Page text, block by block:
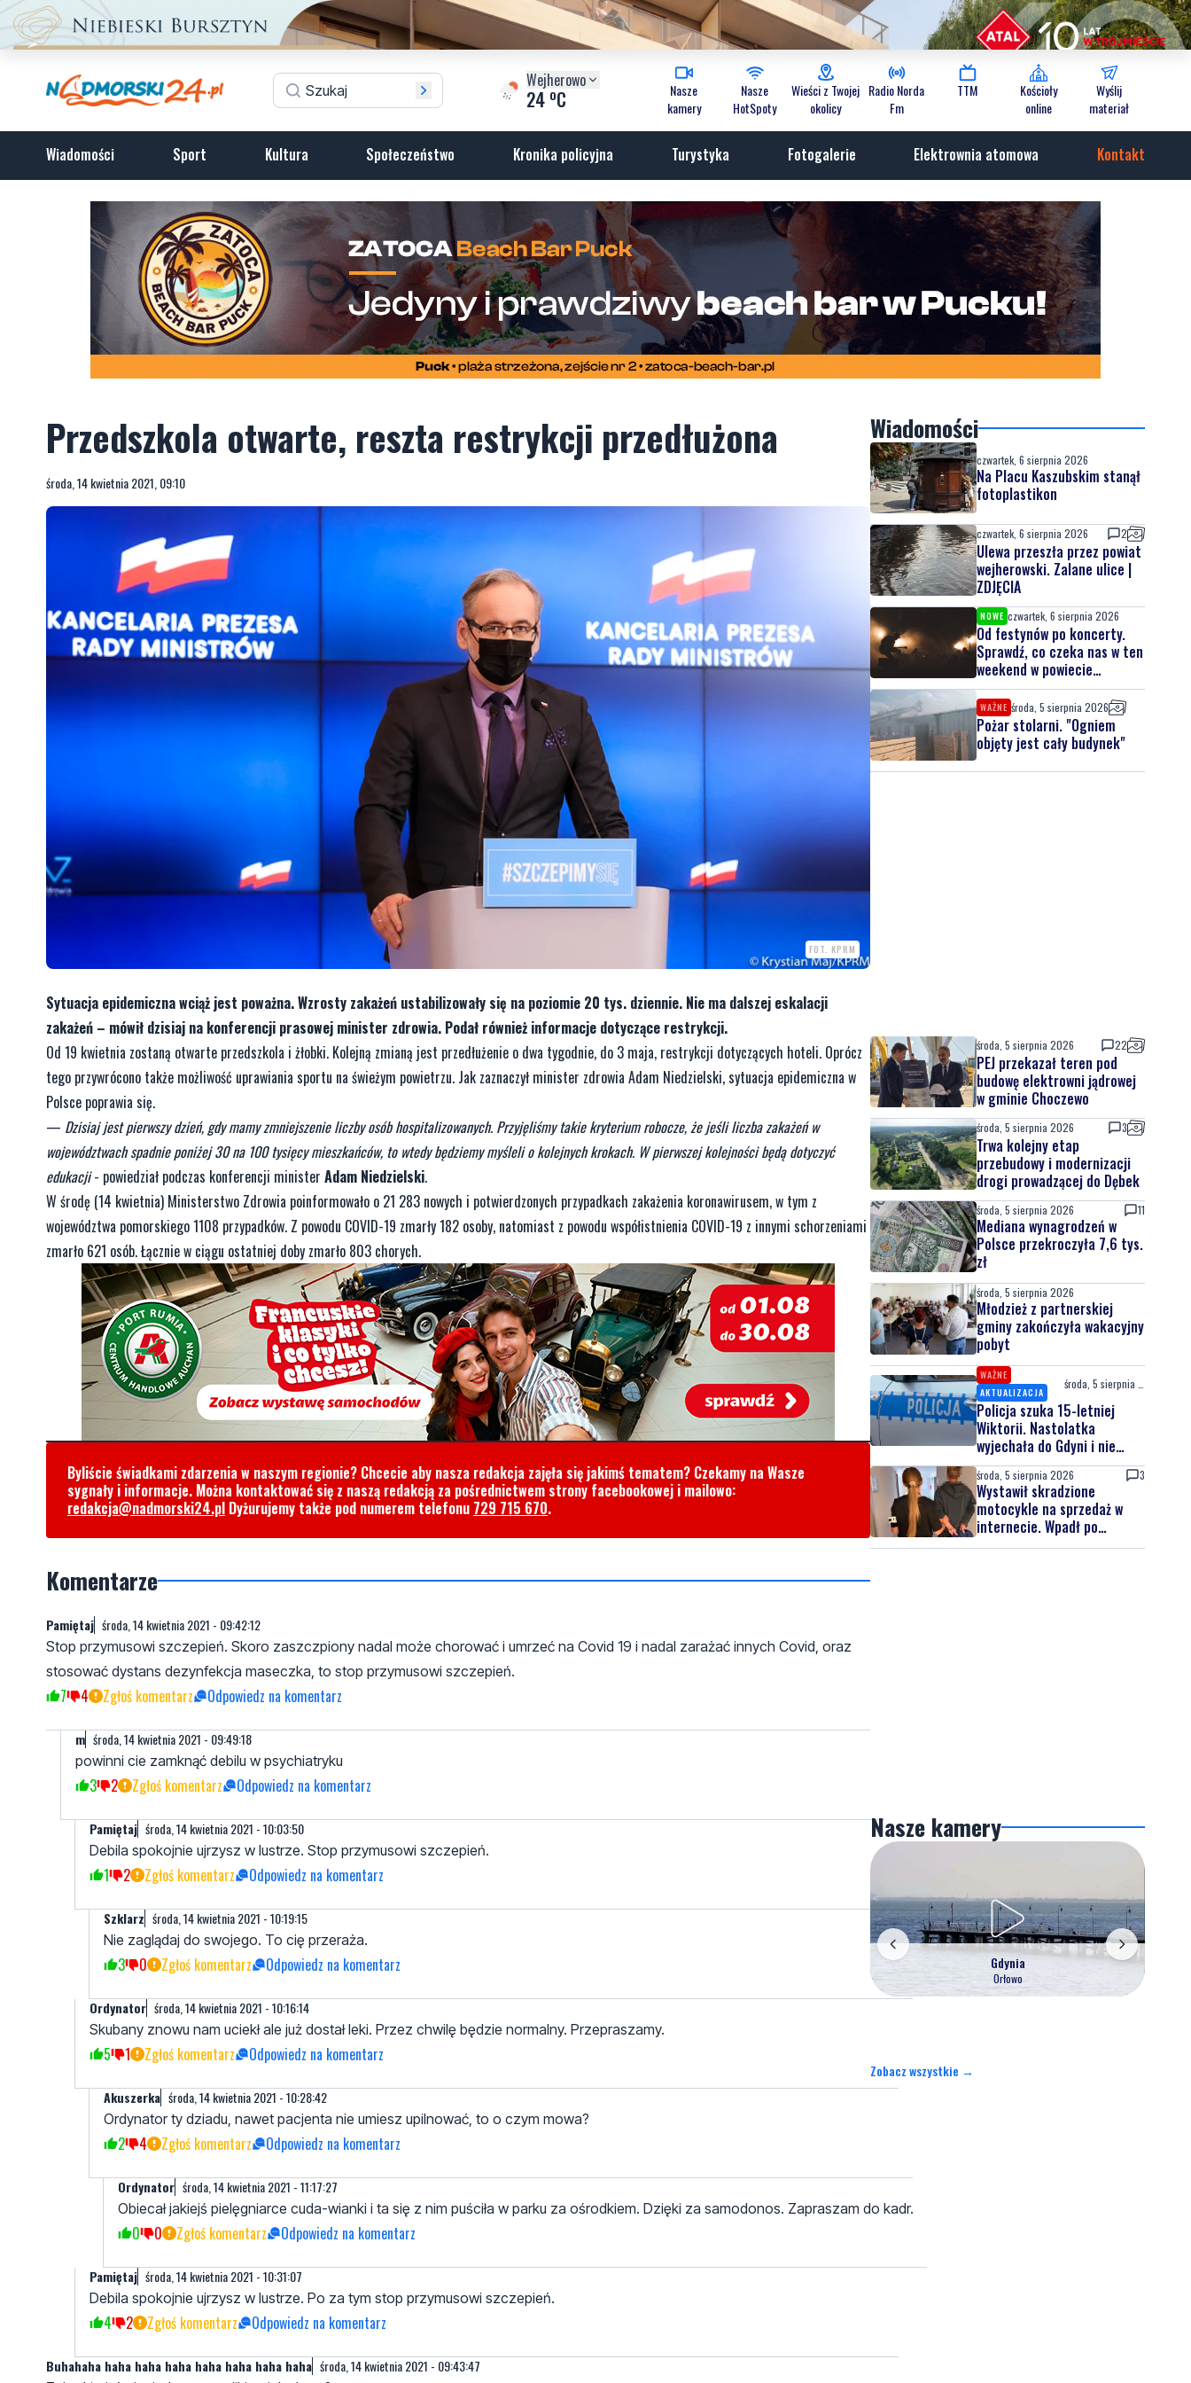
Wejherowo
24 oC
Nasze
kamery
Nasze
HotSpoty
Wieści z Twojej
okolicy
Radio Norda
Fm
TTM
Kościoły
online
Wyślij
materiał
Wiadomości Sport Kultura Społeczeństwo Kronika policyjna Turystyka Fotogalerie Elektrownia atomowa Kontakt
Przedszkola otwarte, reszta restrykcji przedłużona
środa, 14 kwietnia 2021, 09:10
FOT. KPRM
Sytuacja epidemiczna wciąż jest poważna. Wzrosty zakażeń ustabilizowały się na poziomie 20 tys. dziennie. Nie ma dalszej eskalacji
zakażeń – mówił dzisiaj na konferencji prasowej minister zdrowia. Podał również informacje dotyczące restrykcji.
Od 19 kwietnia zostaną otwarte przedszkola i żłobki. Kolejną zmianą jest przedłużenie o dwa tygodnie, do 3 maja, restrykcji dotyczących hoteli. Oprócz
tego przywrócono także możliwość uprawiania sportu na świeżym powietrzu. Jak zaznaczył minister zdrowia Adam Niedzielski, sytuacja epidemiczna w
Polsce poprawia się.
— Dzisiaj jest pierwszy dzień, gdy mamy zmniejszenie liczby osób hospitalizowanych. Przyjęliśmy takie kryterium robocze, że jeśli liczba zakażeń w
województwach spadnie poniżej 30 na 100 tysięcy mieszkańców, to wtedy będziemy myśleli o kolejnych krokach. W pierwszej kolejności będą dotyczyć
edukacji- powiedział podczas konferencji minister Adam Niedzielski.
W środę (14 kwietnia) Ministerstwo Zdrowia poinformowało o 21 283 nowych i potwierdzonych przypadkach zakażenia koronawirusem, w tym z
województwa pomorskiego 1108 przypadków. Z powodu COVID-19 zmarły 182 osoby, natomiast z powodu współistnienia COVID-19 z innymi schorzeniami
zmarło 621 osób. Łącznie w ciągu ostatniej doby zmarło 803 chorych.
Byliście świadkami zdarzenia w naszym regionie? Chcecie aby nasza redakcja zajęła się jakimś tematem? Czekamy na Wasze
sygnały i informacje. Można kontaktować się z naszą redakcją za pośrednictwem strony facebookowej i mailowo:
redakcja@nadmorski24.pl Dyżurujemy także pod numerem telefonu 729 715 670.
Komentarze
Pamiętaj środa, 14 kwietnia 2021 - 09:42:12
Stop przymusowi szczepień. Skoro zaszczpiony nadal może chorować i umrzeć na Covid 19 i nadal zarażać innych Covid, oraz
stosować dystans dezynfekcja maseczka, to stop przymusowi szczepień.
7 4 Zgłoś komentarz Odpowiedz na komentarz
m środa, 14 kwietnia 2021 - 09:49:18
powinni cie zamknąć debilu w psychiatryku
3 2 Zgłoś komentarz Odpowiedz na komentarz
Pamiętaj środa, 14 kwietnia 2021 - 10:03:50
Debila spokojnie ujrzysz w lustrze. Stop przymusowi szczepień.
1 2 Zgłoś komentarz Odpowiedz na komentarz
Szklarz środa, 14 kwietnia 2021 - 10:19:15
Nie zaglądaj do swojego. To cię przeraża.
3 0 Zgłoś komentarz Odpowiedz na komentarz
Ordynator środa, 14 kwietnia 2021 - 10:16:14
Skubany znowu nam uciekł ale już dostał leki. Przez chwilę będzie normalny. Przepraszamy.
5 1 Zgłoś komentarz Odpowiedz na komentarz
Akuszerka środa, 14 kwietnia 2021 - 10:28:42
Ordynator ty dziadu, nawet pacjenta nie umiesz upilnować, to o czym mowa?
2 4 Zgłoś komentarz Odpowiedz na komentarz
Ordynator środa, 14 kwietnia 2021 - 11:17:27
Obiecał jakiejś pielęgniarce cuda-wianki i ta się z nim puściła w parku za ośrodkiem. Dzięki za samodonos. Zapraszam do kadr.
0 0 Zgłoś komentarz Odpowiedz na komentarz
Pamiętaj środa, 14 kwietnia 2021 - 10:31:07
Debila spokojnie ujrzysz w lustrze. Po za tym stop przymusowi szczepień.
4 2 Zgłoś komentarz Odpowiedz na komentarz
Buhahaha haha haha haha haha haha haha haha środa, 14 kwietnia 2021 - 09:43:47
Wiadomości
czwartek, 6 sierpnia 2026
Na Placu Kaszubskim stanął
fotoplastikon
czwartek, 6 sierpnia 2026 2
Ulewa przeszła przez powiat
wejherowski. Zalane ulice |
ZDJĘCIA
NOWE czwartek, 6 sierpnia 2026
Od festynów po koncerty.
Sprawdź, co czeka nas w ten
weekend w powiecie
lęborskim
WAŻNE środa, 5 sierpnia 2026
Pożar stolarni. "Ogniem
objęty jest cały budynek"
środa, 5 sierpnia 2026 22
PEJ przekazał teren pod
budowę elektrowni jądrowej
w gminie Choczewo
środa, 5 sierpnia 2026 3
Trwa kolejny etap
przebudowy i modernizacji
drogi prowadzącej do Dębek
środa, 5 sierpnia 2026 11
Mediana wynagrodzeń w
Polsce przekroczyła 7,6 tys.
zł
środa, 5 sierpnia 2026
Młodzież z partnerskiej
gminy zakończyła wakacyjny
pobyt
WAŻNE
AKTUALIZACJA
Policja szuka 15-letniej
Wiktorii. Nastolatka
wyjechała do Gdyni i nie
wróciła
środa, 5 sierpnia 2026 3
Wystawił skradzione
motocykle na sprzedaż w
internecie. Wpadł po
zgłoszeniu właściciela
Nasze kamery
Gdynia
Orłowo
Zobacz wszystkie →